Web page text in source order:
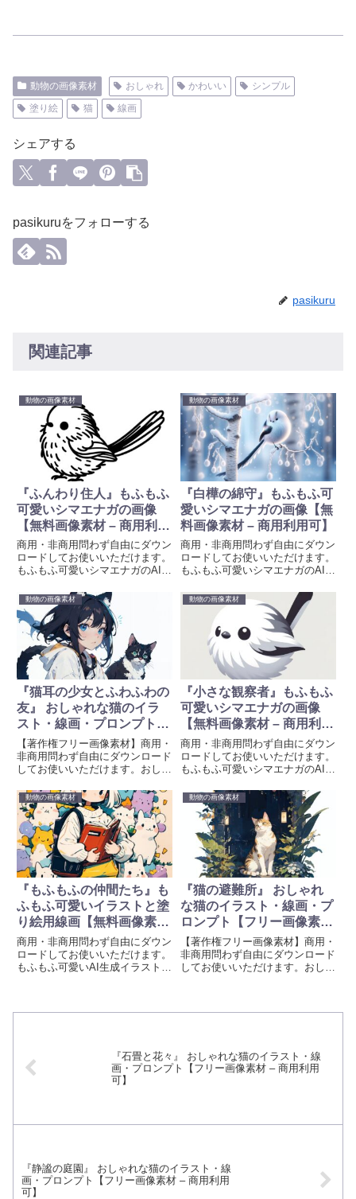
動物の画像素材 おしゃれ かわいい
シンプル
塗り絵
猫 線画
シェアする
pasikuruをフォローする
pasikuru
関連記事
動物の画像素材
『ふんわり住人』もふもふ
可愛いシマエナガの画像
【無料画像素材 – 商用利用
可】
商用・非商用問わず自由にダウン
ロードしてお使いいただけます。
もふもふ可愛いシマエナガのAI生
います。待ち受け、壁紙、プロジ
ェクトや創造的な取り組みに彩り
を加えるために、ぜひお使いくだ
さい。画像生成時のプロンプトも
掲載しています。
動物の画像素材
『白樺の綿守』もふもふ可
愛いシマエナガの画像【無
料画像素材 – 商用利用可】
商用・非商用問わず自由にダウン
ロードしてお使いいただけます。
もふもふ可愛いシマエナガのAI生
います。待ち受け、壁紙、プロジ
ェクトや創造的な取り組みに彩り
を加えるために、ぜひお使いくだ
さい。画像生成時のプロンプトも
掲載しています。
動物の画像素材
『猫耳の少女とふわふわの
友』 おしゃれな猫のイラ
スト・線画・プロンプト
【フリー画像素材 – 商用利
用可】
【著作権フリー画像素材】商用・
非商用問わず自由にダウンロード
してお使いいただけます。おしゃ
を無料素材として提供していま
す。待ち受け、壁紙、創作、プロ
ジェクトや創造的な取り組みに彩
りを加えるために、ぜひお使いく
ださい。画像生成時のプロンプト
も掲載しています。
動物の画像素材
『小さな観察者』もふもふ
可愛いシマエナガの画像
【無料画像素材 – 商用利用
可】
商用・非商用問わず自由にダウン
ロードしてお使いいただけます。
もふもふ可愛いシマエナガのAI生
います。待ち受け、壁紙、プロジ
ェクトや創造的な取り組みに彩り
を加えるために、ぜひお使いくだ
さい。画像生成時のプロンプトも
掲載しています。
動物の画像素材
『もふもふの仲間たち』も
ふもふ可愛いイラストと塗
り絵用線画【無料画像素材
– 商用利用可】
商用・非商用問わず自由にダウン
ロードしてお使いいただけます。
もふもふ可愛いAI生成イラストと
動物の画像素材
『猫の避難所』 おしゃれ
な猫のイラスト・線画・プ
ロンプト【フリー画像素材
– 商用利用可】
【著作権フリー画像素材】商用・
非商用問わず自由にダウンロード
してお使いいただけます。おしゃ
も掲載しています。
『石畳と花々』 おしゃれな猫のイラスト・線
画・プロンプト【フリー画像素材 – 商用利用
可】
『静謐の庭園』 おしゃれな猫のイラスト・線
画・プロンプト【フリー画像素材 – 商用利用
可】